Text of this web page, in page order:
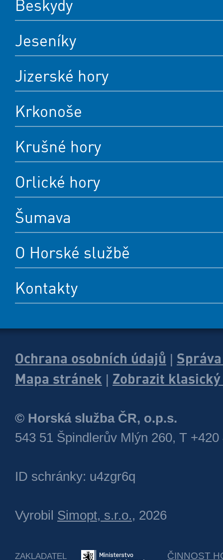
Beskydy
Jeseníky
Jizerské hory
Krkonoše
Krušné hory
Orlické hory
Šumava
O Horské službě
Kontakty
Ochrana osobních údajů
Mapa stránek
Zobrazit
© Horská služba ČR, o.p.s.
543 51 Špindlerův Mlýn 260, T +420
ID schránky: u4zgr6q
Vyrobil Simopt, s.r.o., 2026
ZAKLADATEL
ČINNOST